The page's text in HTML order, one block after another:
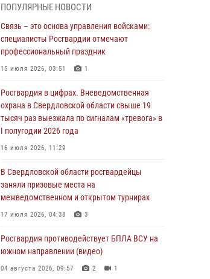
межведомственном антитеррористическом
учении в Свердловской области
31 июля 2026, 12:27 1
Росгвардия обеспечивает безопасность
31 июля 2026, 06:56 1
Представитель Управления Росгвардии по
Свердловской области рассказал об итогах
работы подразделения в эфире
30 июля 2026, 11:33 1
В Свердловской области росгвардейцы стали
призерами спартакиады «Динамо» памяти
29 июля 2026, 12:30 6
Православные священники поддержали
ПОПУЛЯРНЫЕ НОВОСТИ
Связь – это основа управления войсками:
специалисты Росгвардии отмечают
профессиональный праздник
15 июля 2026, 03:51 1
Росгвардия в цифрах. Вневедомственная
охрана в Свердловской области свыше 19
тысяч раз выезжала по сигналам «тревога» в
I полугодии 2026 года
16 июля 2026, 11:29
В Свердловской области росгвардейцы
заняли призовые места на
межведомственном и открытом турнирах
17 июля 2026, 04:38 3
Росгвардия противодействует БПЛА ВСУ на
южном направлении (видео)
04 августа 2026, 09:57 2 1